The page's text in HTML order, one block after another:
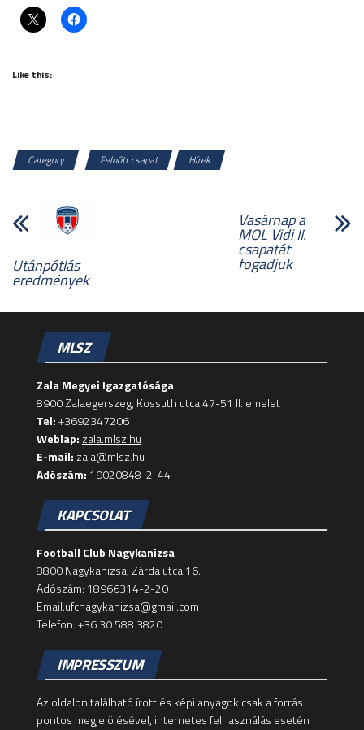
Like this:
Category Felnőtt csapat Hírek
Utánpótlás
eredmények
Vasárnap a
MOL Vidi II.
csapatát
fogadjuk
MLSZ
Zala Megyei Igazgatósága
8900 Zalaegerszeg, Kossuth utca 47-51 II. emelet
Tel:+3692347206
Weblap: zala.mlsz.hu
E-mail: zala@mlsz.hu
Adószám: 19020848-2-44
KAPCSOLAT
Football Club Nagykanizsa
8800 Nagykanizsa, Zárda utca 16.
Adószám: 18966314-2-20
Email:ufcnagykanizsa@gmail.com
Telefon: +36 30 588 3820
IMPRESSZUM
Az oldalon található írott és képi anyagok csak a forrás
pontos megjelölésével, internetes felhasználás esetén